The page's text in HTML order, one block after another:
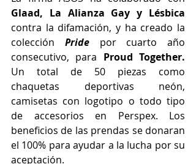
Glaad, La Alianza Gay y Lésbica
contra la difamación, y ha creado la
colección Pride por cuarto año
consecutivo, para
Un total de
50 piezas como
chaquetas deportivas neón,
camisetas con logotipo o todo tipo
de accesorios en Perspex. Los
beneficios de las prendas se donaran
el 100% para ayudar a la lucha por su
aceptación.